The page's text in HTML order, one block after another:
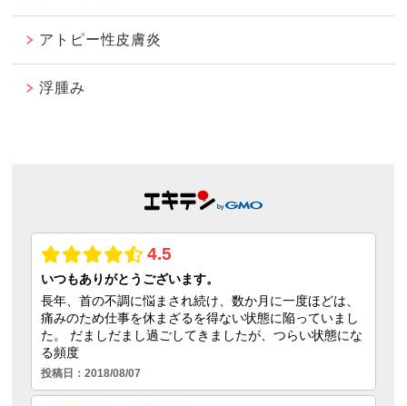
アトピー性皮膚炎
浮腫み